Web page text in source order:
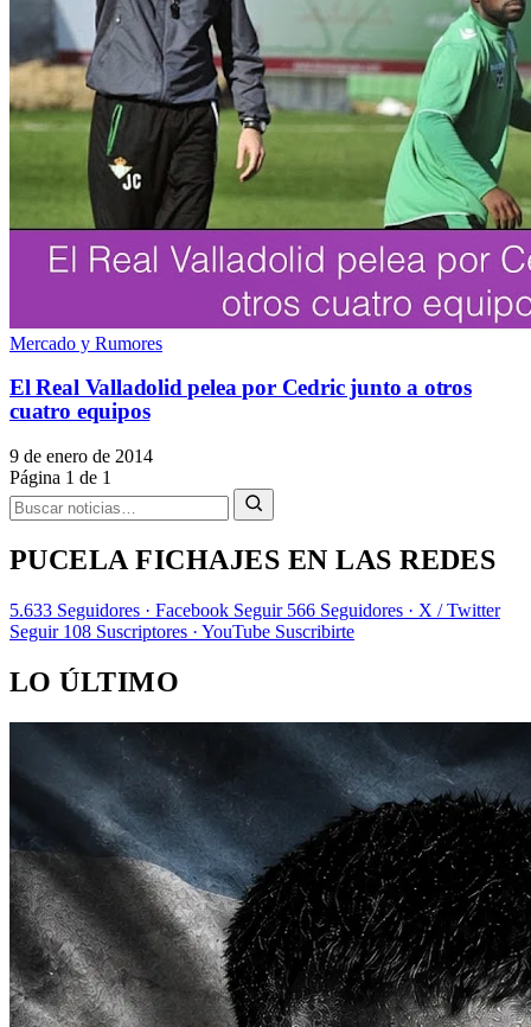
Mercado y Rumores
El Real Valladolid pelea por Cedric junto a otros
cuatro equipos
9 de enero de 2014
Página 1 de 1
PUCELA FICHAJES EN LAS REDES
5.633 Seguidores · Facebook Seguir 566 Seguidores · X / Twitter
Seguir 108 Suscriptores · YouTube Suscribirte
LO ÚLTIMO